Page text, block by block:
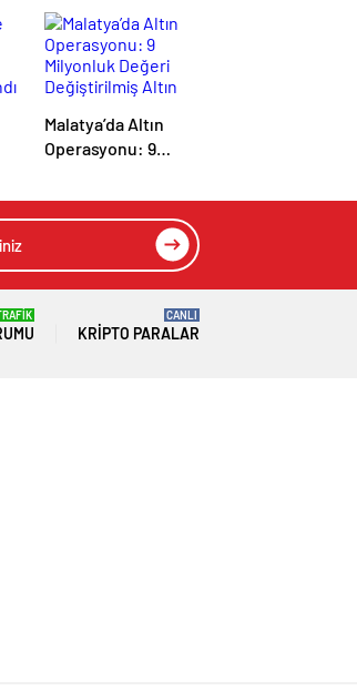
Ailelerini Kabul
Malatya’da Altın
Operasyonu: 9
Değiştirilmiş Altın
Ele Geçirildi
KRIPTO PARALAR
CANLI